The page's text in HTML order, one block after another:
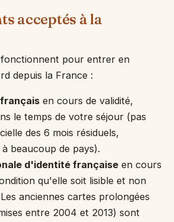
acceptés à la
pour entrer en
depuis la France :
en cours de validité,
le temps de votre séjour (pas
des 6 mois résiduels,
beaucoup de pays).
d'identité française en cours
qu'elle soit lisible et non
anciennes cartes prolongées
entre 2004 et 2013) sont